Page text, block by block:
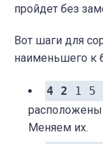
пройдет без
Вот шаги для
наименьшего к
4 2 1 5
Меняем их.